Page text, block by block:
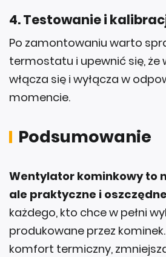
4.Testowanie i
Po zamontowaniu warto
termostatu i upewnić się, że
włącza się i wyłącza w
momencie.
Podsumowanie
Wentylator kominkowy to
ale praktyczne i
każdego, kto chce w pełni
produkowane przez
komfort termiczny,